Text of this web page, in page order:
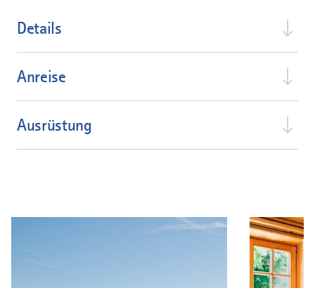
Details
Anreise
Ausrüstung